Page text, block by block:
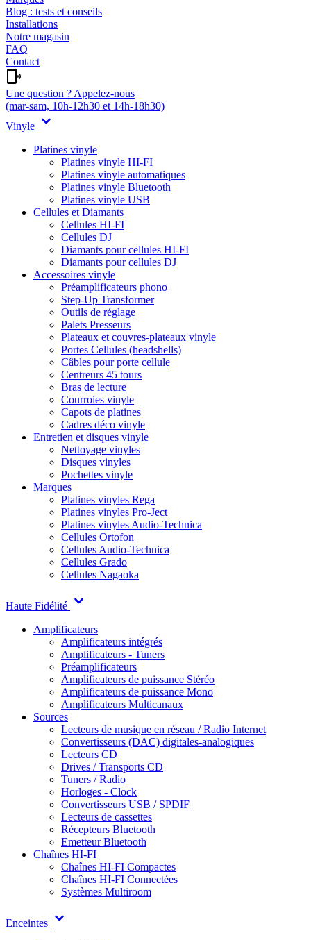
Blog : tests et conseils
Installations
Notre magasin
FAQ
Contact
Une question ? Appelez-nous
(mar-sam, 10h-12h30 et 14h-18h30)
Vinyle
Platines vinyle
Platines vinyle HI-FI
Platines vinyle automatiques
Platines vinyle Bluetooth
Platines vinyle USB
Cellules et Diamants
Cellules HI-FI
Cellules DJ
Diamants pour cellules HI-FI
Diamants pour cellules DJ
Accessoires vinyle
Préamplificateurs phono
Step-Up Transformer
Outils de réglage
Palets Presseurs
Plateaux et couvres-plateaux vinyle
Portes Cellules (headshells)
Câbles pour porte cellule
Centreurs 45 tours
Bras de lecture
Courroies vinyle
Capots de platines
Cadres déco vinyle
Entretien et disques vinyle
Nettoyage vinyles
Disques vinyles
Pochettes vinyle
Marques
Platines vinyles Rega
Platines vinyles Pro-Ject
Platines vinyles Audio-Technica
Cellules Ortofon
Cellules Audio-Technica
Cellules Grado
Cellules Nagaoka
Haute Fidélité
Amplificateurs
Amplificateurs intégrés
Amplificateurs - Tuners
Préamplificateurs
Amplificateurs de puissance Stéréo
Amplificateurs de puissance Mono
Amplificateurs Multicanaux
Sources
Lecteurs de musique en réseau / Radio Internet
Convertisseurs (DAC) digitales-analogiques
Lecteurs CD
Drives / Transports CD
Tuners / Radio
Horloges - Clock
Convertisseurs USB / SPDIF
Lecteurs de cassettes
Récepteurs Bluetooth
Emetteur Bluetooth
Chaînes HI-FI
Chaînes HI-FI Compactes
Chaînes HI-FI Connectées
Systèmes Multiroom
Enceintes